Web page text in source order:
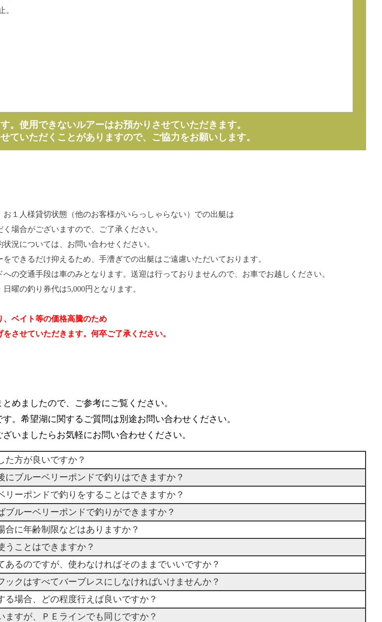
。使用できないルアーはお預かりさせていただきます。
ていただくことがありますので、ご協力をお願いします。
お１人様貸切状態（他のお客様がいらっしゃらない）での出艇は
場合がございますので、ご了承ください。
況については、お問い合わせください。
できるだけ抑えるため、手漕ぎでの出艇はご遠慮いただいております。
への交通手段は車のみとなります。送迎は行っておりませんので、お車でお越しください。
曜の釣り券代は5,000円となります。
、ベイト等の価格高騰のため
させていただきます。何卒ご了承ください。
めましたので、ご参考にご覧ください。
。希望湖に関するご質問は別途お問い合わせください。
いましたらお気軽にお問い合わせください。
方が良いですか？
ブルーベリーポンドで釣りはできますか？
ーポンドで釣りをすることはできますか？
ルーベリーポンドで釣りができますか？
に年齢制限などはありますか？
ことはできますか？
るのですが、使わなければそのままでいいですか？
クはすべてバーブレスにしなければいけませんか？
場合、どの程度行えば良いですか？
すが、ＰＥラインでも同じですか？